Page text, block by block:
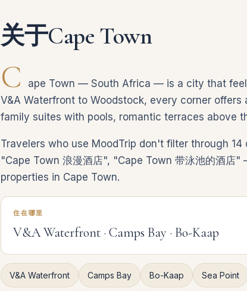
关于Cape Town
C
ape Town — South Africa — is a city that
V&A Waterfront to Woodstock, every corner
family suites with pools, romantic terraces above
Travelers who use MoodTrip don't filter through
"Cape Town 浪漫酒店", "Cape Town 带泳池的酒
properties in Cape Town.
住在哪里
V&A Waterfront · Camps Bay · Bo-Kaap
V&A Waterfront Camps Bay Bo-Kaap Sea Point